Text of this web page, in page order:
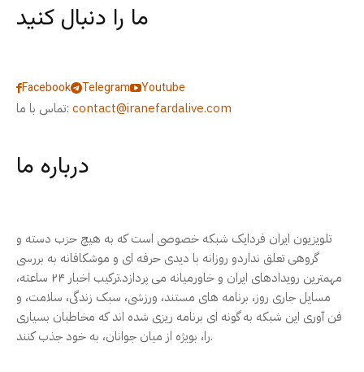
ما را دنبال کنید
Facebook Telegram
Youtube
تماس با ما: contact@iranefardalive.com
درباره ما
تلویزیون ایران فردایک شبکه خصوصی است که به هیچ حزب دسته و
گروهی تعلق نداردو روزانه با دیدی حرفه ای و موشکافانه به بررسی
مهمترین رویدادهای ایران و خاورمیانه می پردازد.ترکیب اخبار ۲۴ ساعته،
مسایل جاری روز، برنامه های مستند، ورزشی، سبک زندگی، سلامت، و
فن آوری این شبکه به گونه ای برنامه ریزی شده اند که مخاطبان بسیاری
را، بویژه از میان جوانان، به خود جذب کنند.